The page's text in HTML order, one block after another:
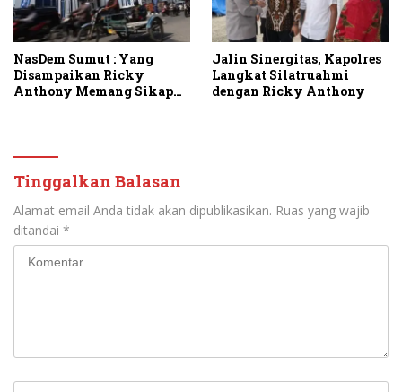
NasDem Sumut : Yang
Disampaikan Ricky
Anthony Memang Sikap
Jalin Sinergitas, Kapolres
Langkat Silatruahmi
dengan Ricky Anthony
Tinggalkan Balasan
Alamat email Anda tidak akan dipublikasikan. Ruas yang wajib
ditandai *